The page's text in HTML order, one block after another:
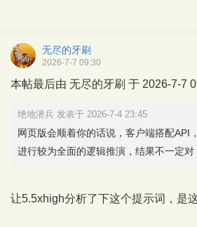
无尽的牙刷
2026-7-7 09:30
本帖最后由 无尽的牙刷 于 2026-7-7
绝地潜兵 发表于 2026-7-4 23:45
网页版会顺着你的话说，客户端搭配API
进行较为全面的逻辑推演，结果不一定对
让5.5xhigh分析了下这个提示词，是